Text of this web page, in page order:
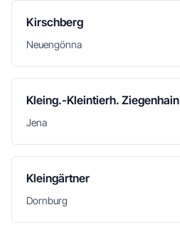
Kirschberg
Neuengönna
Kleing.-Kleintierh. Ziegenhain
Jena
Kleingärtner
Dornburg